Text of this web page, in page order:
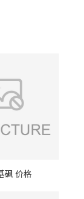
砜 价格